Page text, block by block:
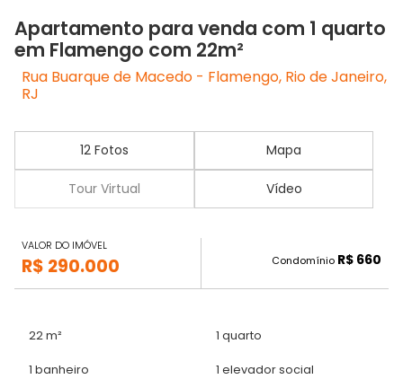
Apartamento para venda com 1 quarto
em Flamengo com 22m²
Rua Buarque de Macedo - Flamengo, Rio de Janeiro,
RJ
12 Fotos Mapa
Tour Virtual Vídeo
VALOR DO IMÓVEL
R$ 290.000 Condomínio R$ 660
22 m² 1 quarto
1 banheiro 1 elevador social